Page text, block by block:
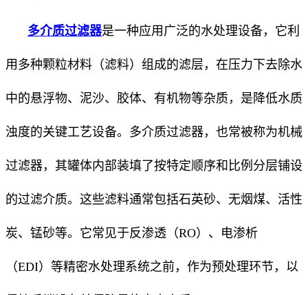
多介质过滤器是一种应用广泛的水处理设备，它利
用多种颗粒材料（滤料）组成的滤层，在压力下去除水
中的悬浮物、泥沙、胶体、有机物等杂质，是降低水质
浊度的关键工艺设备。多介质过滤器，也常被称为机械
过滤器，其罐体内部装填了按特定顺序和比例分层铺设
的过滤介质。这些滤料通常包括石英砂、无烟煤、活性
炭、锰砂等。它常见于反渗透（RO）、电渗析
（EDI）等精密水处理系统之前，作为预处理环节，以